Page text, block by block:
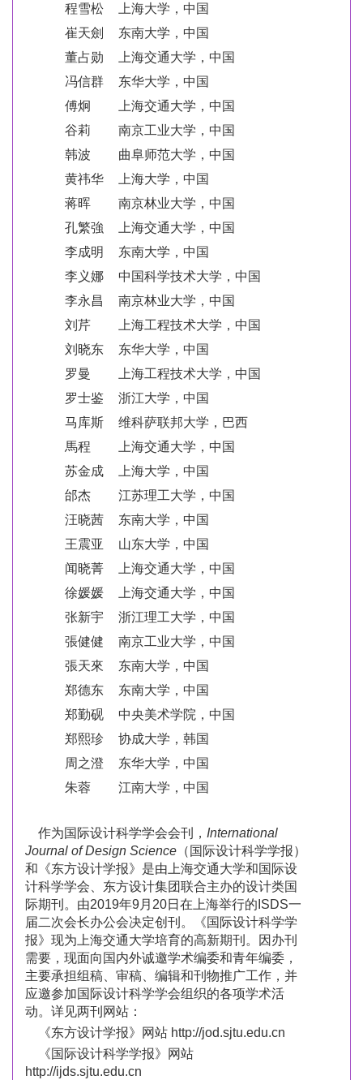
程雪松
上海大学，中国
崔天劍
东南大学，中国
董占勋
上海交通大学，中国
冯信群
东华大学，中国
傅炯
上海交通大学，中国
谷莉
南京工业大学，中国
韩波
曲阜师范大学，中国
黄祎华
上海大学，中国
蒋晖
南京林业大学，中国
孔繁強
上海交通大学，中国
李成明
东南大学，中国
李义娜
中国科学技术大学，中国
李永昌
南京林业大学，中国
刘芹
上海工程技术大学，中国
刘晓东
东华大学，中国
罗曼
上海工程技术大学，中国
罗士鉴
浙江大学，中国
马库斯
维科萨联邦大学，巴西
馬程
上海交通大学，中国
苏金成
上海大学，中国
邰杰
江苏理工大学，中国
汪晓茜
东南大学，中国
王震亚
山东大学，中国
闻晓菁
上海交通大学，中国
徐媛媛
上海交通大学，中国
张新宇
浙江理工大学，中国
張健健
南京工业大学，中国
張天來
东南大学，中国
郑德东
东南大学，中国
郑勤砚
中央美术学院，中国
郑熙珍
协成大学，韩国
周之澄
东华大学，中国
朱蓉
江南大学，中国
作为国际设计科学学会会刊， International
Journal of Design Science （国际设计科学学报）
和《东方设计学报》是由上海交通大学和国际设
计科学学会、东方设计集团联合主办的设计类国
际期刊。由2019年9月20日在上海举行的ISDS一
届二次会长办公会决定创刊。《国际设计科学学
报》现为上海交通大学培育的高新期刊。因办刊
需要，现面向国内外诚邀学术编委和青年编委，
主要承担组稿、审稿、编辑和刊物推广工作，并
应邀参加国际设计科学学会组织的各项学术活
动。详见两刊网站：
《东方设计学报》网站 http://jod.sjtu.edu.cn
《国际设计科学学报》网站
http://ijds.sjtu.edu.cn